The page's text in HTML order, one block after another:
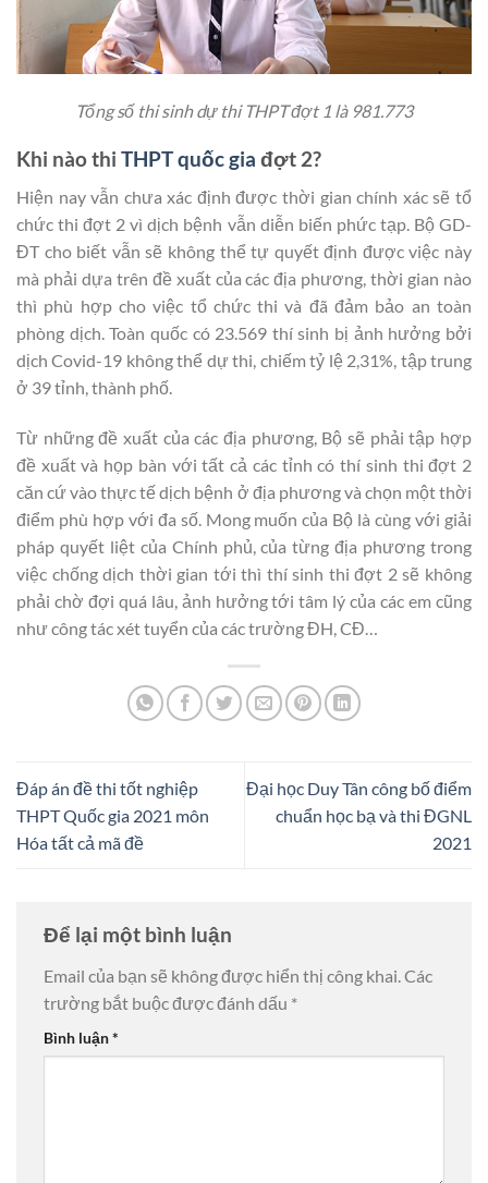
Tổng số thi sinh dự thi THPT đợt 1 là 981.773
Khi nào thi THPT quốc gia đợt 2?
Hiện nay vẫn chưa xác định được thời gian chính xác sẽ tổ
chức thi đợt 2 vì dịch bệnh vẫn diễn biến phức tạp. Bộ GD-
ĐT cho biết vẫn sẽ không thể tự quyết định được việc này
mà phải dựa trên đề xuất của các địa phương, thời gian nào
thì phù hợp cho việc tổ chức thi và đã đảm bảo an toàn
phòng dịch. Toàn quốc có 23.569 thí sinh bị ảnh hưởng bởi
dịch Covid-19 không thể dự thi, chiếm tỷ lệ 2,31%, tập trung
ở 39 tỉnh, thành phố.
Từ những đề xuất của các địa phương, Bộ sẽ phải tập hợp
đề xuất và họp bàn với tất cả các tỉnh có thí sinh thi đợt 2
căn cứ vào thực tế dịch bệnh ở địa phương và chọn một thời
điểm phù hợp với đa số. Mong muốn của Bộ là cùng với giải
pháp quyết liệt của Chính phủ, của từng địa phương trong
việc chống dịch thời gian tới thì thí sinh thi đợt 2 sẽ không
phải chờ đợi quá lâu, ảnh hưởng tới tâm lý của các em cũng
như công tác xét tuyển của các trường ĐH, CĐ…
Đáp án đề thi tốt nghiệp
THPT Quốc gia 2021 môn
Hóa tất cả mã đề
Đại học Duy Tân công bố điểm
chuẩn học bạ và thi ĐGNL
2021
Để lại một bình luận
Email của bạn sẽ không được hiển thị công khai. Các
trường bắt buộc được đánh dấu *
Bình luận*